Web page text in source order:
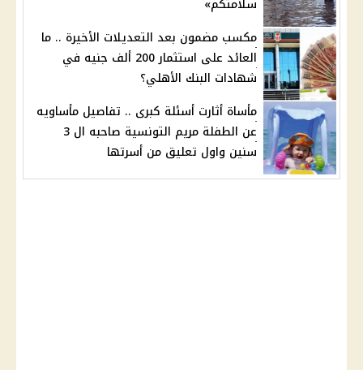
سلامتكم»
مكسب مضمون بعد التعديلات الأخيرة .. ما
العائد على استثمار 200 ألف جنيه في
شهادات البنك الأهلي؟
مأساة أثارت أسئلة كبرى .. تفاصيل مأساويه
عن الطفلة مريم التونسية صاحبه ال 3
سنين واول تعليق من أسرتها